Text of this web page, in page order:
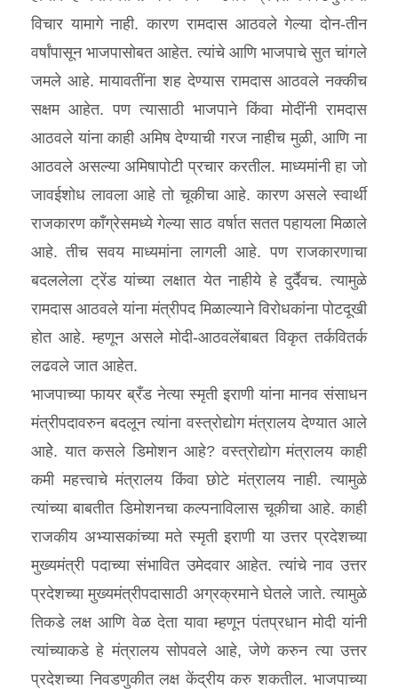
विचार यामागे नाही. कारण रामदास आठवले गेल्या दोन-तीन
वर्षांपासून भाजपासोबत आहेत. त्यांचे आणि भाजपाचे सुत चांगले
जमले आहे. मायावतींना शह देण्यास रामदास आठवले नक्कीच
सक्षम आहेत. पण त्यासाठी भाजपाने किंवा मोदींनी रामदास
आठवले यांना काही अमिष देण्याची गरज नाहीच मुळी, आणि ना
आठवले असल्या अमिषापोटी प्रचार करतील. माध्यमांनी हा जो
जावईशोध लावला आहे तो चूकीचा आहे. कारण असले स्वार्थी
राजकारण कॉंग्रेसमध्ये गेल्या साठ वर्षात सतत पहायला मिळाले
आहे. तीच सवय माध्यमांना लागली आहे. पण राजकारणाचा
बदललेला ट्रेंड यांच्या लक्षात येत नाहीये हे दुर्दैवच. त्यामुळे
रामदास आठवले यांना मंत्रीपद मिळाल्याने विरोधकांना पोटदूखी
होत आहे. म्हणून असले मोदी-आठवलेंबाबत विकृत तर्कवितर्क
लढवले जात आहेत.
भाजपाच्या फायर ब्रँड नेत्या स्मृती इराणी यांना मानव संसाधन
मंत्रीपदावरुन बदलून त्यांना वस्त्रोद्योग मंत्रालय देण्यात आले
आहेे. यात कसले डिमोशन आहे? वस्त्रोद्योग मंत्रालय काही
कमी महत्त्वाचे मंत्रालय किंवा छोटे मंत्रालय नाही. त्यामुळे
त्यांच्या बाबतीत डिमोशनचा कल्पनाविलास चूकीचा आहे. काही
राजकीय अभ्यासकांच्या मते स्मृती इराणी या उत्तर प्रदेशच्या
मुख्यमंत्री पदाच्या संभावित उमेदवार आहेत. त्यांचे नाव उत्तर
प्रदेशच्या मुख्यमंत्रीपदासाठी अग्रक्रमाने घेतले जाते. त्यामुळे
तिकडे लक्ष आणि वेळ देता यावा म्हणून पंतप्रधान मोदी यांनी
त्यांच्याकडे हे मंत्रालय सोपवले आहे, जेणे करुन त्या उत्तर
प्रदेशच्या निवडणुकीत लक्ष केंद्रीय करु शकतील. भाजपाच्या